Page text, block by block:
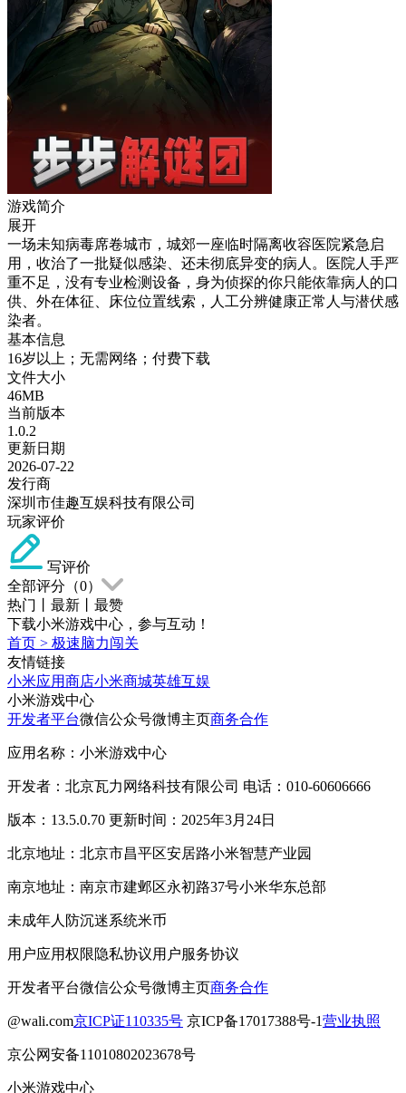
游戏简介
展开
一场未知病毒席卷城市，城郊一座临时隔离收容医院紧急启
用，收治了一批疑似感染、还未彻底异变的病人。医院人手严
重不足，没有专业检测设备，身为侦探的你只能依靠病人的口
供、外在体征、床位位置线索，人工分辨健康正常人与潜伏感
染者。
基本信息
16岁以上；无需网络；付费下载
文件大小
46MB
当前版本
1.0.2
更新日期
2026-07-22
发行商
深圳市佳趣互娱科技有限公司
玩家评价
写评价
全部评分（0）
热门
最新
最赞
下载小米游戏中心，参与互动！
首页 > 极速脑力闯关
友情链接
小米应用商店小米商城英雄互娱
小米游戏中心
开发者平台微信公众号微博主页商务合作
应用名称：小米游戏中心
开发者：北京瓦力网络科技有限公司 电话：010-60606666
版本：13.5.0.70 更新时间：2025年3月24日
北京地址：北京市昌平区安居路小米智慧产业园
南京地址：南京市建邺区永初路37号小米华东总部
未成年人防沉迷系统米币
用户应用权限隐私协议用户服务协议
开发者平台微信公众号微博主页商务合作
@wali.com京ICP证110335号 京ICP备17017388号-1营业执照
京公网安备11010802023678号
小米游戏中心